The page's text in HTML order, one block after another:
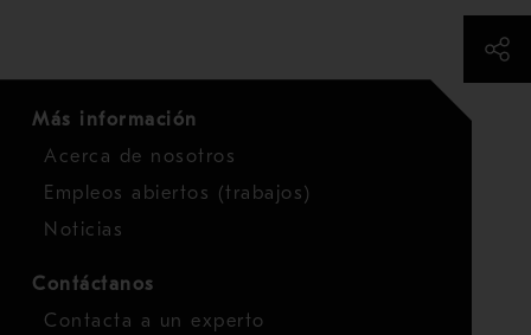
Más información
Acerca de nosotros
Empleos abiertos (trabajos)
Noticias
Contáctanos
Contacta a un experto